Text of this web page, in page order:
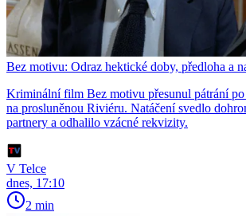
Bez motivu: Odraz hektické doby, předloha a
Kriminální film Bez motivu přesunul pátrání po
na prosluněnou Riviéru. Natáčení svedlo
partnery a odhalilo vzácné rekvizity.
V Telce
dnes, 17:10
2 min